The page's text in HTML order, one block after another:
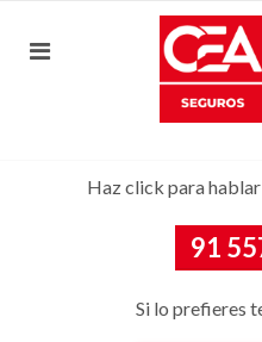
Haz click para
91
Si lo prefieres